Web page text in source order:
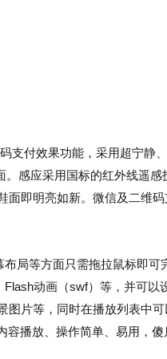
支付效果功能，采用超宁静
感应采用国标的红外线遥
即明亮如新。微信及二维
局等方面只需拖拉鼠标即可
动画（swf）等，并可以
片等，同时在播放列表中
播放、操作简单、易用，傻